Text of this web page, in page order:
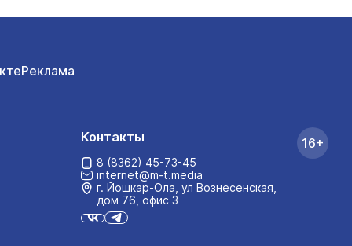
Реклама
Контакты
8 (8362) 45-73-45
internet@m-t.media
г. Йошкар‑Ола, ул Вознесенская,
дом 76, офис 3
16+